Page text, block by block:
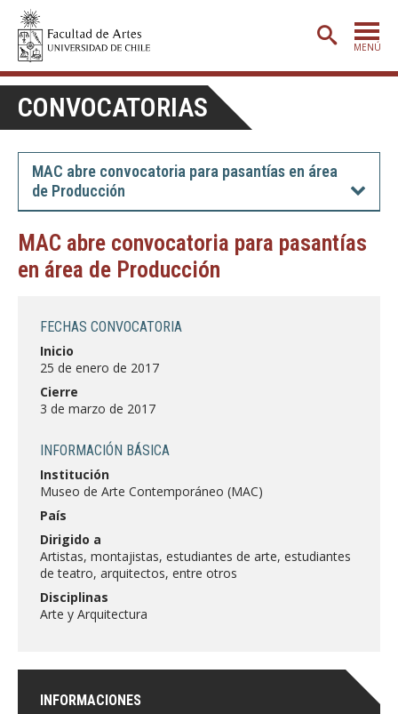
MENÚ
PORTADA
ADMISIÓN
ETAPA BÁSICA
POSTGRADO
EXTENSIÓN
BIBLIOTECA
DEPARTAMENTOS
Estudiantes
Académicas/os
CONVOCATORIAS
MAC abre convocatoria para pasantías en área
de Producción
MAC abre convocatoria para pasantías
en área de Producción
INFORMACIONES
FECHAS CONVOCATORIA
Inicio
25 de enero de 2017
Cierre
3 de marzo de 2017
INFORMACIÓN BÁSICA
Institución
Museo de Arte Contemporáneo (MAC)
País
Dirigido a
Artistas, montajistas, estudiantes de arte, estudiantes
de teatro, arquitectos, entre otros
Disciplinas
Arte y Arquitectura